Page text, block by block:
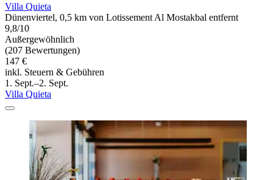
Villa Quieta
Dünenviertel, 0,5 km von Lotissement Al Mostakbal entfernt
9,8/10
Außergewöhnlich
(207 Bewertungen)
147 €
inkl. Steuern & Gebühren
1. Sept.–2. Sept.
Villa Quieta